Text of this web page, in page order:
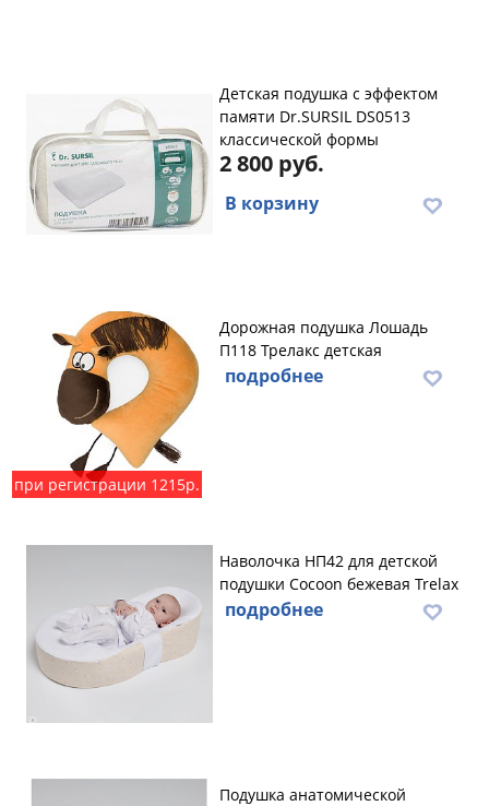
Детская подушка с эффектом
памяти Dr.SURSIL DS0513
классической формы
2 800 руб.
В корзину
при регистрации 1215р.
Дорожная подушка Лошадь
П118 Трелакс детская
подробнее
Наволочка НП42 для детской
подушки Cocoon бежевая Trelax
подробнее
Подушка анатомической